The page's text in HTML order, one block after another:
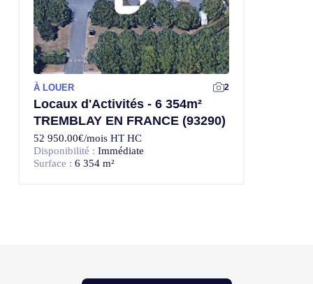
À LOUER 2
Locaux d'Activités - 6 354m²
TREMBLAY EN FRANCE (93290)
52 950.00€/mois HT HC
Disponibilité : Immédiate
Surface : 6 354 m²